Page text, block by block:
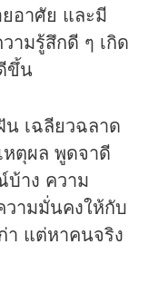
อาศัย และมี
ามรู้สึกดี ๆ เกิด
ขึ้น
เฉลียวฉลาด
ตุผล พูดจาดี
บ้าง ความ
วามมั่นคงให้กับ
า แต่หาคนจริง